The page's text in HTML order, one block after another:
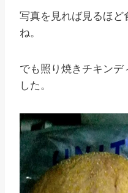
写真を見れば見るほど
ね。
でも照り焼きチキン
した。